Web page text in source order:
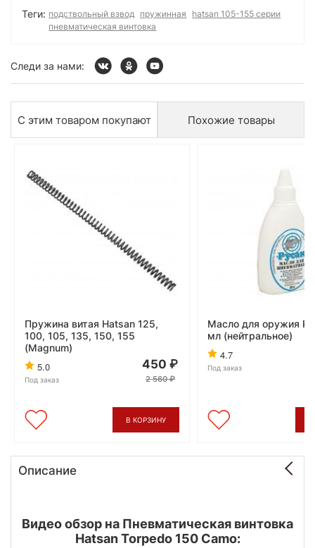
Теги: подствольный взвод пружинная
hatsan 105-155 серии
пневматическая винтовка
Следи за нами:
С этим товаром покупают Похожие товары
Пружина витая Hatsan 125,
100, 105, 135, 150, 155
(Magnum)
5.0
Под заказ
450
2 560
В КОРЗИНУ
Масло для оружия
мл (нейтральное)
4.7
Под заказ
Описание
Видео обзор на Пневматическая винтовка
Hatsan Torpedo 150 Camo: